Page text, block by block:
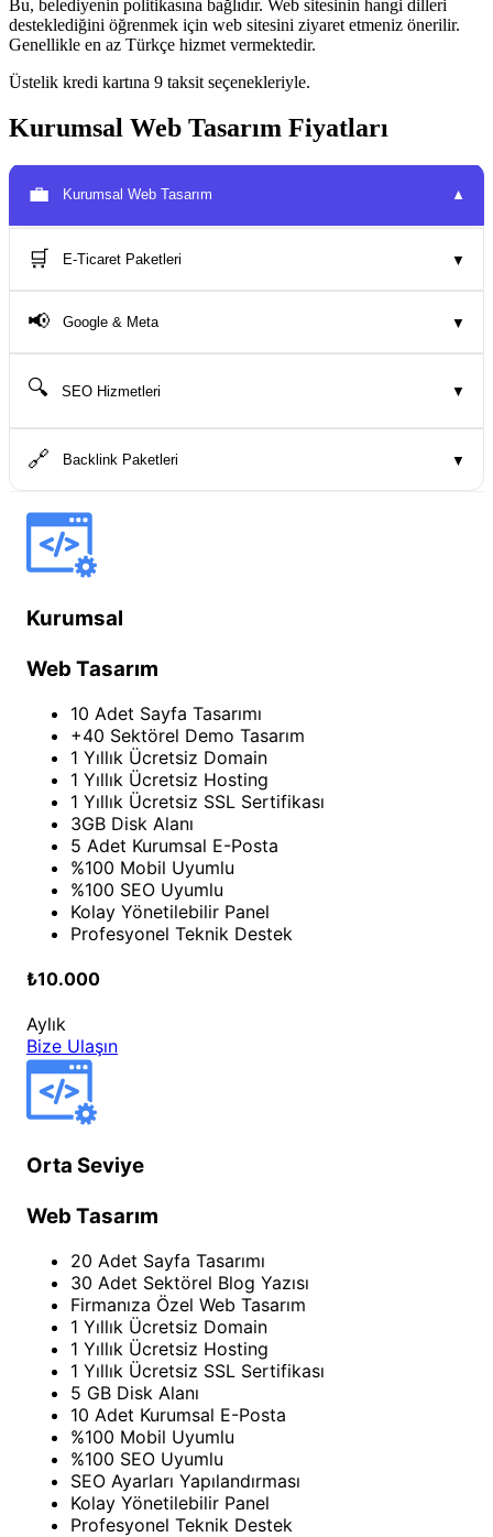
Bu, belediyenin politikasına bağlıdır. Web sitesinin hangi dilleri
desteklediğini öğrenmek için web sitesini ziyaret etmeniz önerilir.
Genellikle en az Türkçe hizmet vermektedir.
Üstelik kredi kartına 9 taksit seçenekleriyle.
Kurumsal Web Tasarım Fiyatları
💼 Kurumsal Web Tasarım ▼
🛒 E-Ticaret Paketleri ▼
📢 Google & Meta ▼
🔍 SEO Hizmetleri ▼
🔗 Backlink Paketleri ▼
Kurumsal
Web Tasarım
10 Adet Sayfa Tasarımı
+40 Sektörel Demo Tasarım
1 Yıllık Ücretsiz Domain
1 Yıllık Ücretsiz Hosting
1 Yıllık Ücretsiz SSL Sertifikası
3GB Disk Alanı
5 Adet Kurumsal E-Posta
%100 Mobil Uyumlu
%100 SEO Uyumlu
Kolay Yönetilebilir Panel
Profesyonel Teknik Destek
₺10.000
Aylık
Bize Ulaşın
Orta Seviye
Web Tasarım
20 Adet Sayfa Tasarımı
30 Adet Sektörel Blog Yazısı
Firmanıza Özel Web Tasarım
1 Yıllık Ücretsiz Domain
1 Yıllık Ücretsiz Hosting
1 Yıllık Ücretsiz SSL Sertifikası
5 GB Disk Alanı
10 Adet Kurumsal E-Posta
%100 Mobil Uyumlu
%100 SEO Uyumlu
SEO Ayarları Yapılandırması
Kolay Yönetilebilir Panel
Profesyonel Teknik Destek